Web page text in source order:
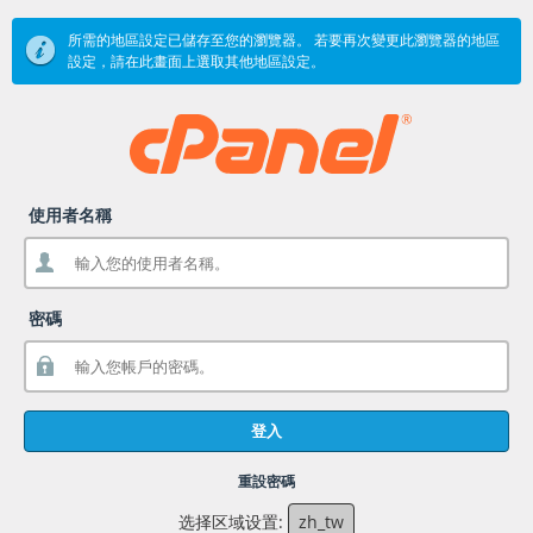
所需的地區設定已儲存至您的瀏覽器。 若要再次變更此瀏覽器的地區
設定，請在此畫面上選取其他地區設定。
使用者名稱
密碼
登入
重設密碼
选择区域设置: zh_tw